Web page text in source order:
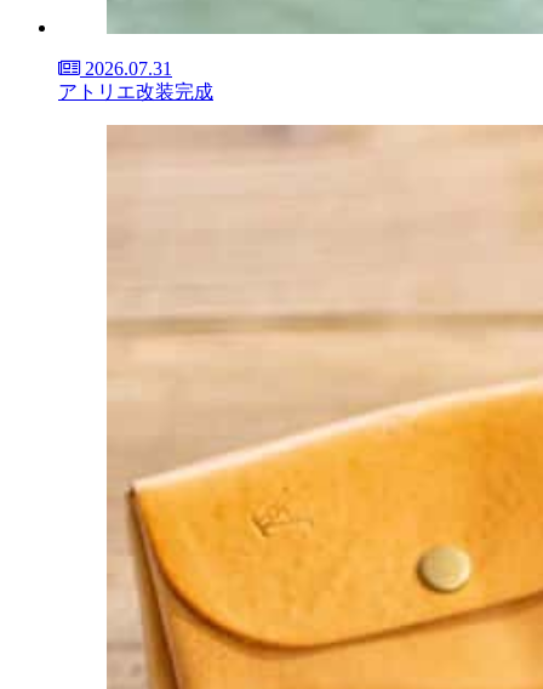
2026.07.31
アトリエ改装完成